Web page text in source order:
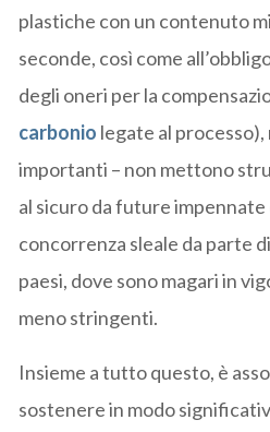
plastiche con un contenuto
seconde, così come
degli oneri per la
carbonio legate al
importanti – non mettono
al sicuro da future
concorrenza sleale da parte
paesi, dove sono magari in
meno stringenti.
Insieme a tutto questo, è
sostenere in modo